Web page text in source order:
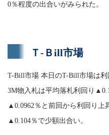
0％程度の出合いがみられた。
Ｔ-Ｂill市場
T-Bill市場 本日のT-Bill市場は
3M物入札は平均落札利回り
▲0.0962％と前回から利回り上
▲0.104％で少額出合い。